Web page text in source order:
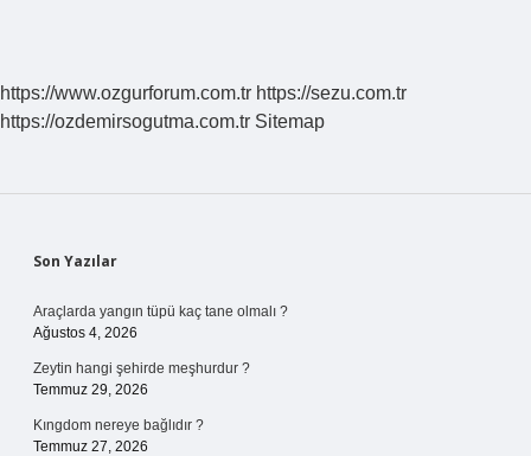
https://www.ozgurforum.com.tr https://sezu.com.tr
https://ozdemirsogutma.com.tr Sitemap
Sidebar
Son Yazılar
Araçlarda yangın tüpü kaç tane olmalı ?
Ağustos 4, 2026
Zeytin hangi şehirde meşhurdur ?
Temmuz 29, 2026
Kıngdom nereye bağlıdır ?
Temmuz 27, 2026